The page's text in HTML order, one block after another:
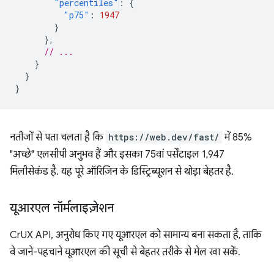
"percentiles" :
{
"p75" :
1947
}
},
// ...
}
}
}
नतीजों से पता चलता है कि https://web.dev/fast/ में 85%
"अच्छे" एलसीपी अनुभव हैं और इसका 75वां पर्सेंटाइल 1,947
मिलीसेकंड है. यह पूरे ऑरिजिन के डिस्ट्रिब्यूशन से थोड़ा बेहतर है.
यूआरएल नॉर्मलाइज़ेशन
CrUX API, अनुरोध किए गए यूआरएल को सामान्य बना सकता है, ताकि
वे जाने-पहचाने यूआरएल की सूची से बेहतर तरीके से मेल खा सकें.